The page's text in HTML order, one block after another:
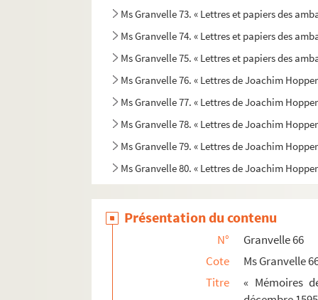
Ms Granvelle 73. « Lettres et papiers des
Ms Granvelle 74. « Lettres et papiers des
Ms Granvelle 75. « Lettres et papiers des
Ms Granvelle 76. « Lettres de Joachim
Ms Granvelle 77. « Lettres de Joachim
Ms Granvelle 78. « Lettres de Joachim
Ms Granvelle 79. « Lettres de Joachim
Ms Granvelle 80. « Lettres de Joachim
Présentation du contenu
N°
Granvelle 66
Cote
Ms Granvelle
Titre
« Mémoires